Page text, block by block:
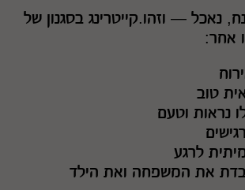
נאכל — וזהו.קייטרינג בסגנון של
אחר:
טוב
נראות וטעם
לרגע
את המשפחה ואת הילד